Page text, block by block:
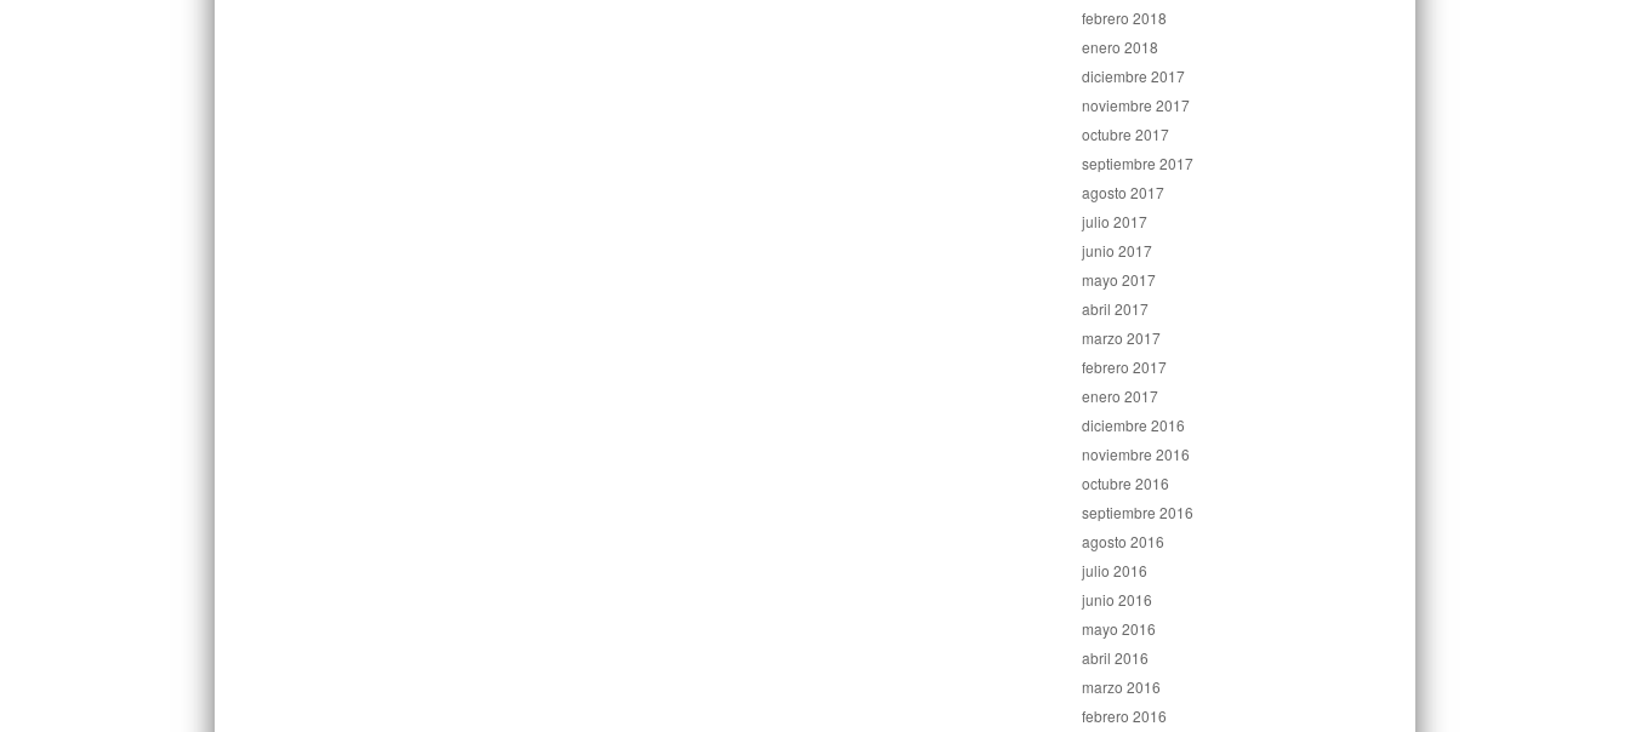
febrero 2018
enero 2018
diciembre 2017
noviembre 2017
octubre 2017
septiembre 2017
agosto 2017
julio 2017
junio 2017
mayo 2017
abril 2017
marzo 2017
febrero 2017
enero 2017
diciembre 2016
noviembre 2016
octubre 2016
septiembre 2016
agosto 2016
julio 2016
junio 2016
mayo 2016
abril 2016
marzo 2016
febrero 2016